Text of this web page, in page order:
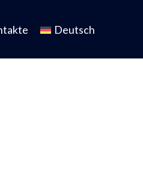
Deutsch